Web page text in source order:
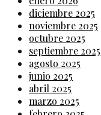
diciembre 2025
noviembre 2025
octubre 2025
septiembre 2025
agosto 2025
junio 2025
abril 2025
marzo 2025